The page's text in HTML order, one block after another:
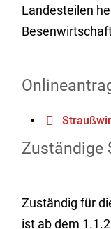
Landesteilen
Zuständige
Zuständig für
ist ab dem